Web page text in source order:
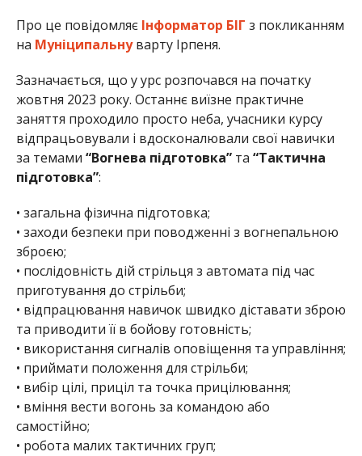
Про це повідомляє Інформатор БІГ з покликанням
на Муніципальнуварту Ірпеня.
Зазначається, що у урс розпочався на початку
жовтня 2023 року. Останнє виїзне практичне
заняття проходило просто неба, учасники курсу
відпрацьовували і вдосконалювали свої навички
за темами “Вогнева підготовка”та “Тактична
підготовка”:
• загальна фізична підготовка;
• заходи безпеки при поводженні з вогнепальною
зброєю;
• послідовність дій стрільця з автомата під час
приготування до стрільби;
• відпрацювання навичок швидко діставати зброю
та приводити її в бойову готовність;
• використання сигналів оповіщення та управління;
• приймати положення для стрільби;
• вибір цілі, приціл та точка прицілювання;
• вміння вести вогонь за командою або
самостійно;
• робота малих тактичних груп;